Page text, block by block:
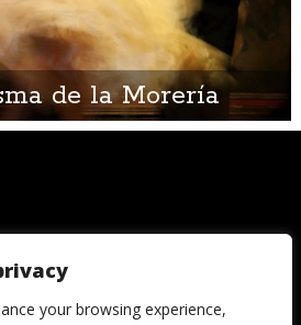
your browsing experience,
de la Morería
© 2006 - 2026
edad es hora de asentar la